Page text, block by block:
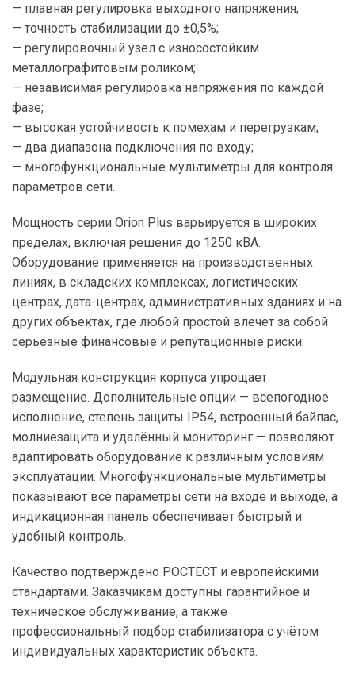
— плавная регулировка выходного напряжения;
— точность стабилизации до ±0,5%;
— регулировочный узел с износостойким
металлографитовым роликом;
— независимая регулировка напряжения по каждой
фазе;
— высокая устойчивость к помехам и перегрузкам;
— два диапазона подключения по входу;
— многофункциональные мультиметры для контроля
параметров сети.
Мощность серии Orion Plus варьируется в широких
пределах, включая решения до 1250 кВА.
Оборудование применяется на производственных
линиях, в складских комплексах, логистических
центрах, дата-центрах, административных зданиях и на
других объектах, где любой простой влечёт за собой
серьёзные финансовые и репутационные риски.
Модульная конструкция корпуса упрощает
размещение. Дополнительные опции — всепогодное
исполнение, степень защиты IP54, встроенный байпас,
молниезащита и удалённый мониторинг — позволяют
адаптировать оборудование к различным условиям
эксплуатации. Многофункциональные мультиметры
показывают все параметры сети на входе и выходе, а
индикационная панель обеспечивает быстрый и
удобный контроль.
Качество подтверждено РОСТЕСТ и европейскими
стандартами. Заказчикам доступны гарантийное и
техническое обслуживание, а также
профессиональный подбор стабилизатора с учётом
индивидуальных характеристик объекта.